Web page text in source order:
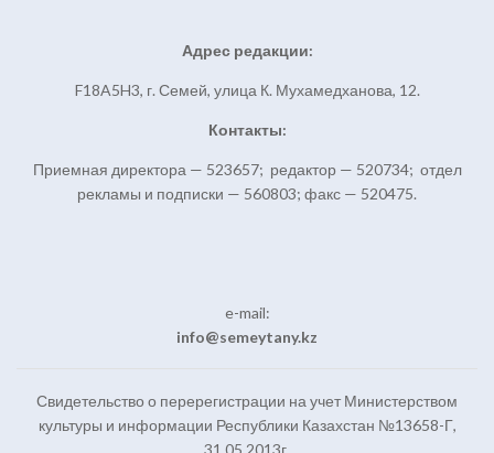
Адрес редакции:
F18A5H3, г. Семей, улица К. Мухамедханова, 12.
Контакты:
Приемная директора — 523657; редактор — 520734; отдел
рекламы и подписки — 560803; факс — 520475.
e-mail:
info@semeytany.kz
Свидетельство о перерегистрации на учет Министерством
культуры и информации Республики Казахстан №13658-Г,
31.05.2013г.